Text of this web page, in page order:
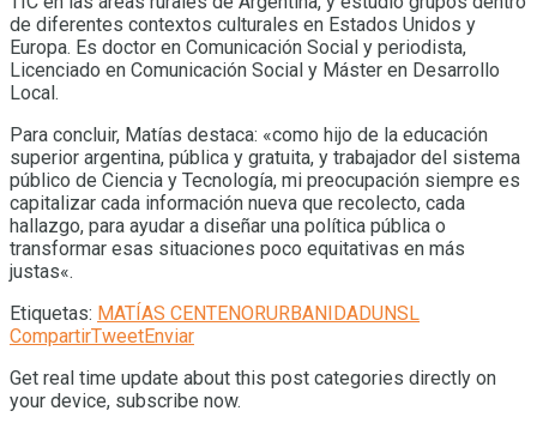
de diferentes contextos culturales en Estados Unidos y
Europa. Es doctor en Comunicación Social y periodista,
Licenciado en Comunicación Social y Máster en Desarrollo
Local.
Para concluir, Matías destaca: «como hijo de la educación
superior argentina, pública y gratuita, y trabajador del sistema
público de Ciencia y Tecnología, mi preocupación siempre es
capitalizar cada información nueva que recolecto, cada
hallazgo, para ayudar a diseñar una política pública o
transformar esas situaciones poco equitativas en más
justas«.
Etiquetas: MATÍAS CENTENORURBANIDADUNSL
CompartirTweetEnviar
Get real time update about this post categories directly on
your device, subscribe now.